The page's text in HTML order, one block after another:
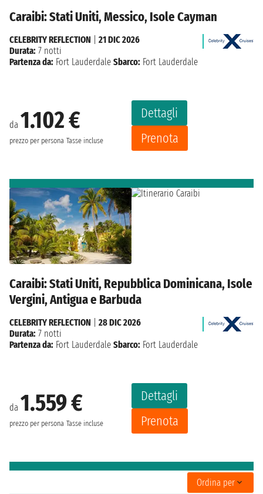
Caraibi: Stati Uniti, Messico, Isole Cayman
da 1.102 €
prezzo per persona Tasse incluse
Dettagli
Prenota
CELEBRITY REFLECTION
21 DIC 2026
Durata: 7 notti
Partenza da: Fort Lauderdale Sbarco: Fort Lauderdale
Caraibi: Stati Uniti, Repubblica Dominicana, Isole
Vergini, Antigua e Barbuda
da 1.559 €
prezzo per persona Tasse incluse
Dettagli
Prenota
CELEBRITY REFLECTION
28 DIC 2026
Durata: 7 notti
Partenza da: Fort Lauderdale Sbarco: Fort Lauderdale
Ordina per